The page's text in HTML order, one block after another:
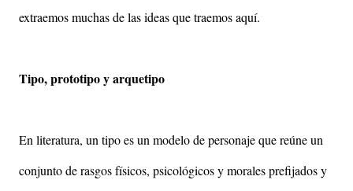
extraemos muchas de las ideas que traemos aquí.
Tipo, prototipo y arquetipo
En literatura, un tipo es un modelo de personaje que reúne un
conjunto de rasgos físicos, psicológicos y morales prefijados y